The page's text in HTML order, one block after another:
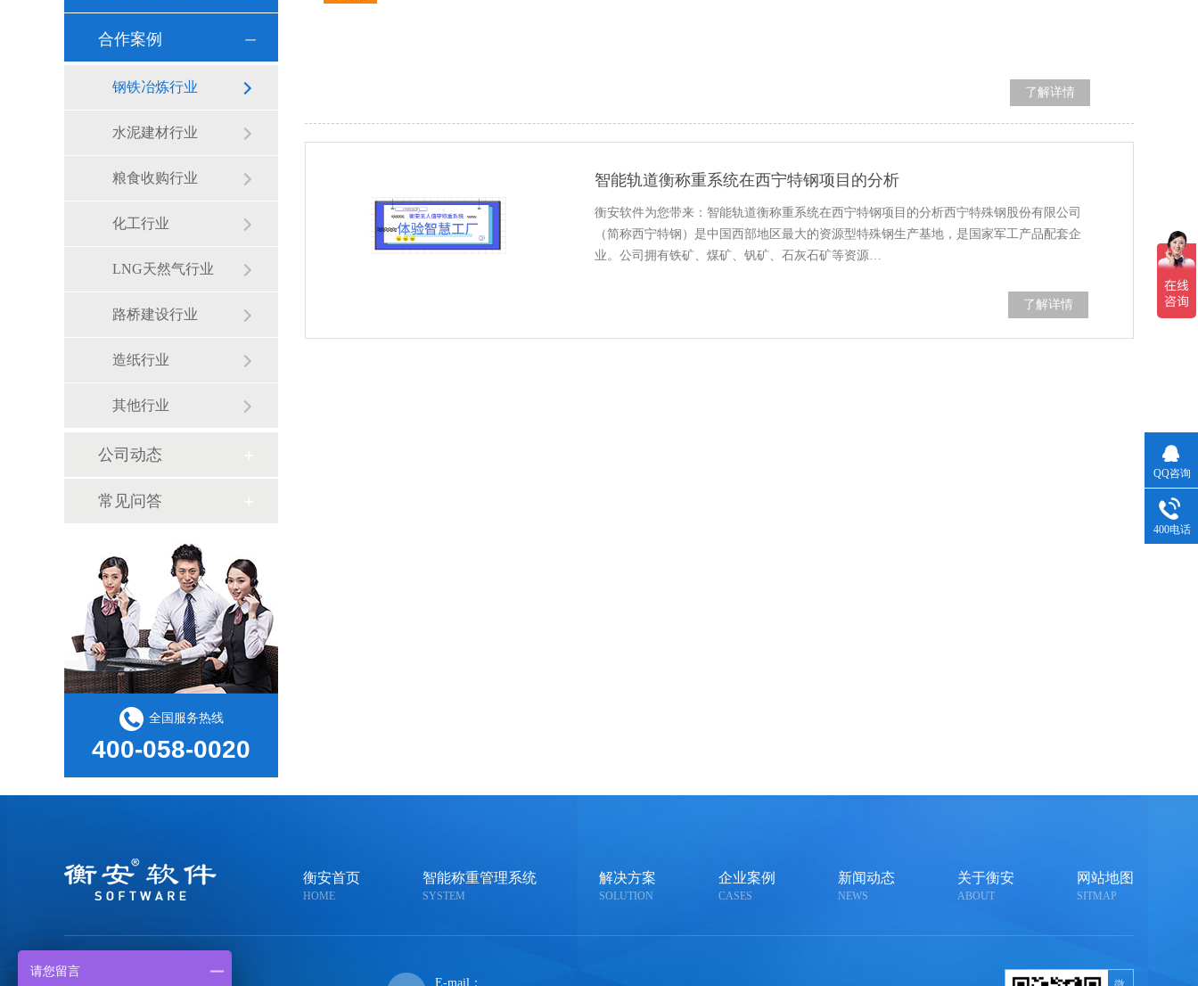
合作案例
钢铁冶炼行业
水泥建材行业
粮食收购行业
化工行业
LNG天然气行业
路桥建设行业
造纸行业
其他行业
公司动态
常见问答
全国服务热线
400-058-0020
了解详情
智能轨道衡称重系统在西宁特钢项目的分析
衡安软件为您带来：智能轨道衡称重系统在西宁特钢项目的分析西宁特殊钢股份有限公司
（简称西宁特钢）是中国西部地区最大的资源型特殊钢生产基地，是国家军工产品配套企
业。公司拥有铁矿、煤矿、钒矿、石灰石矿等资源…
了解详情
衡安首页
HOME
智能称重管理系统
SYSTEM
解决方案
SOLUTION
企业案例
CASES
新闻动态
NEWS
关于衡安
ABOUT
网站地图
SITMAP
E-mail：
QQ咨询
400电话
请您留言